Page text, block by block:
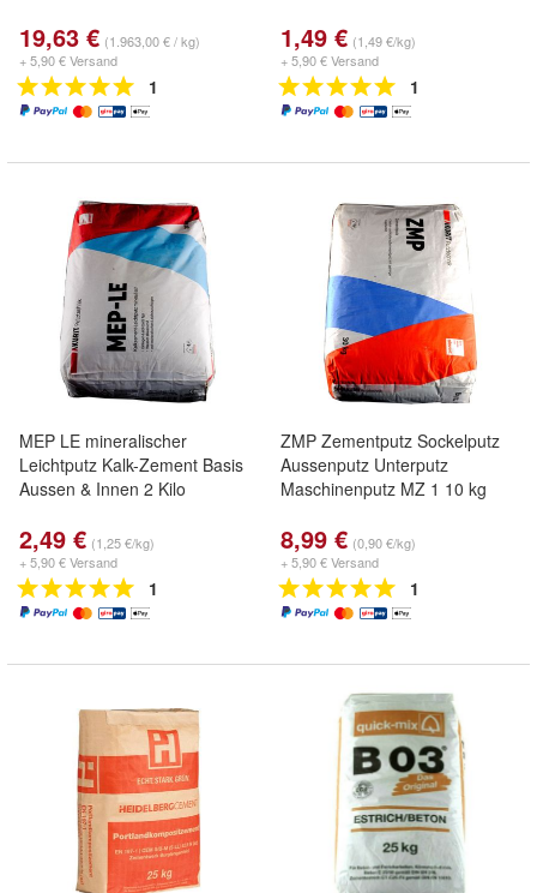
19,63 € (1.963,00 € / kg)
+ 5,90 € Versand
1
1,49 € (1,49 €/kg)
+ 5,90 € Versand
1
MEP LE mineralischer
Leichtputz Kalk-Zement Basis
Aussen & Innen 2 Kilo
2,49 € (1,25 €/kg)
+ 5,90 € Versand
1
ZMP Zementputz Sockelputz
Aussenputz Unterputz
Maschinenputz MZ 1 10 kg
8,99 € (0,90 €/kg)
+ 5,90 € Versand
1